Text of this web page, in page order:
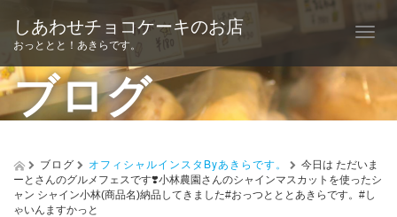
T
o
g
l
e
しあわせチョコケーキのお店
おっととと！あきらです。
ブログ
ブログ オフィシャルインスタByあきらです。
今日は ただいま
ーとさんのグルメフェスです❣️小林農園さんのシャインマスカットを使ったシ
ャン シャイン小林(商品名)納品してきました#おっつとととあきらです。#し
ゃいんますかっと